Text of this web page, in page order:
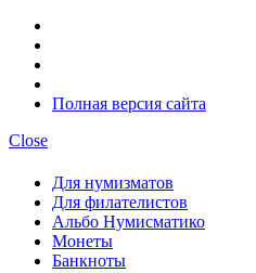
Полная версия сайта
Close
Для нумизматов
Для филателистов
Альбо Нумисматико
Монеты
Банкноты